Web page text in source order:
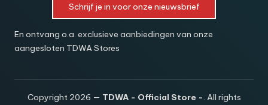
Schrijf je in voor onze nieuwsbrief
En ontvang o.a. exclusieve aanbiedingen van onze
aangesloten TDWA Stores
Copyright 2026 — TDWA - Official Store -. All rights